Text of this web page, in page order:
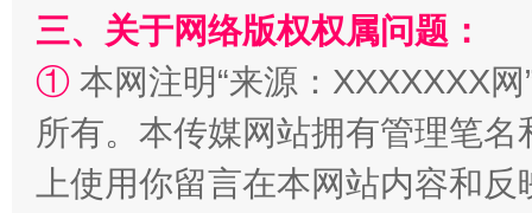
三、关于网络版权权属问题：
① 本网注明“来源：XXXXXXX
所有。本传媒网站拥有管理笔
上使用你留言在本网站内容和